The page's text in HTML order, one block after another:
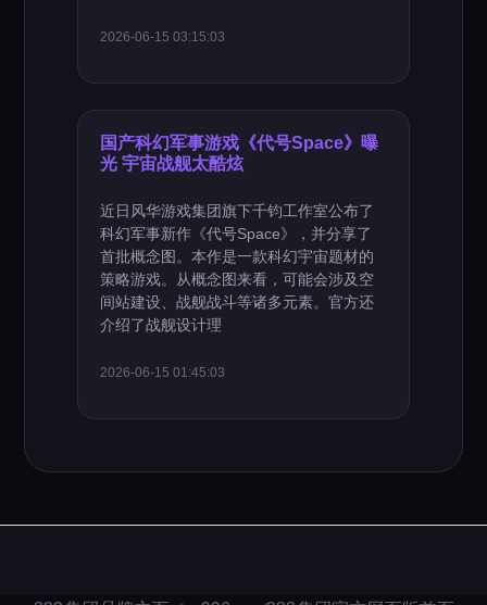
2026-06-15 03:15:03
国产科幻军事游戏《代号Space》曝
光 宇宙战舰太酷炫
近日风华游戏集团旗下千钧工作室公布了
科幻军事新作《代号Space》，并分享了
首批概念图。本作是一款科幻宇宙题材的
策略游戏。从概念图来看，可能会涉及空
间站建设、战舰战斗等诸多元素。官方还
介绍了战舰设计理
2026-06-15 01:45:03